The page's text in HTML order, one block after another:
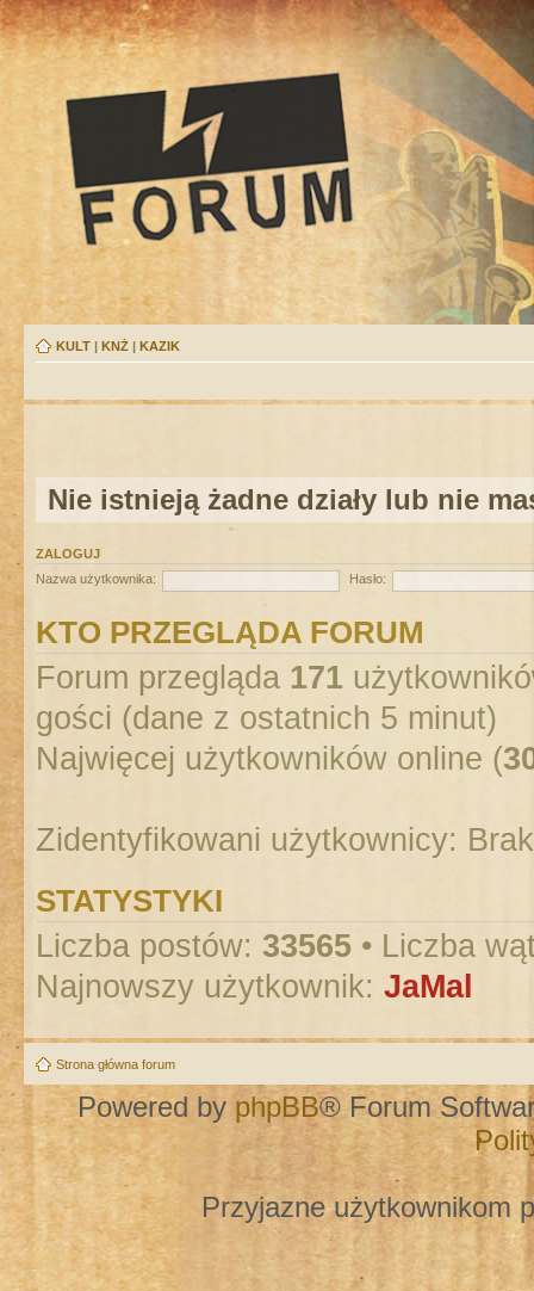
KULT | KNŻ | KAZIK
Nie istnieją żadne działy lub nie
ZALOGUJ
Nazwa użytkownika:
Hasło:
KTO PRZEGLĄDA FORUM
Forum przegląda 171
gości (dane z ostatnich 5 minut)
Najwięcej użytkowników online (
Zidentyfikowani użytkownicy:
STATYSTYKI
Liczba postów: 33565 • Liczba
Najnowszy użytkownik: JaMal
Strona główna forum
Powered by phpBB® Forum
Przyjazne użytkownikom